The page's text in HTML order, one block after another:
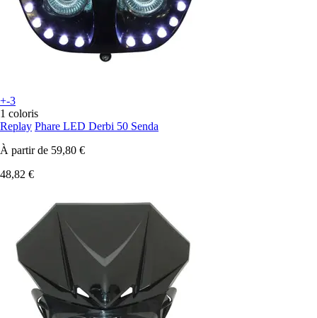
+-3
1 coloris
Replay Phare LED Derbi 50 Senda
À partir de 59,80 €
48,82 €